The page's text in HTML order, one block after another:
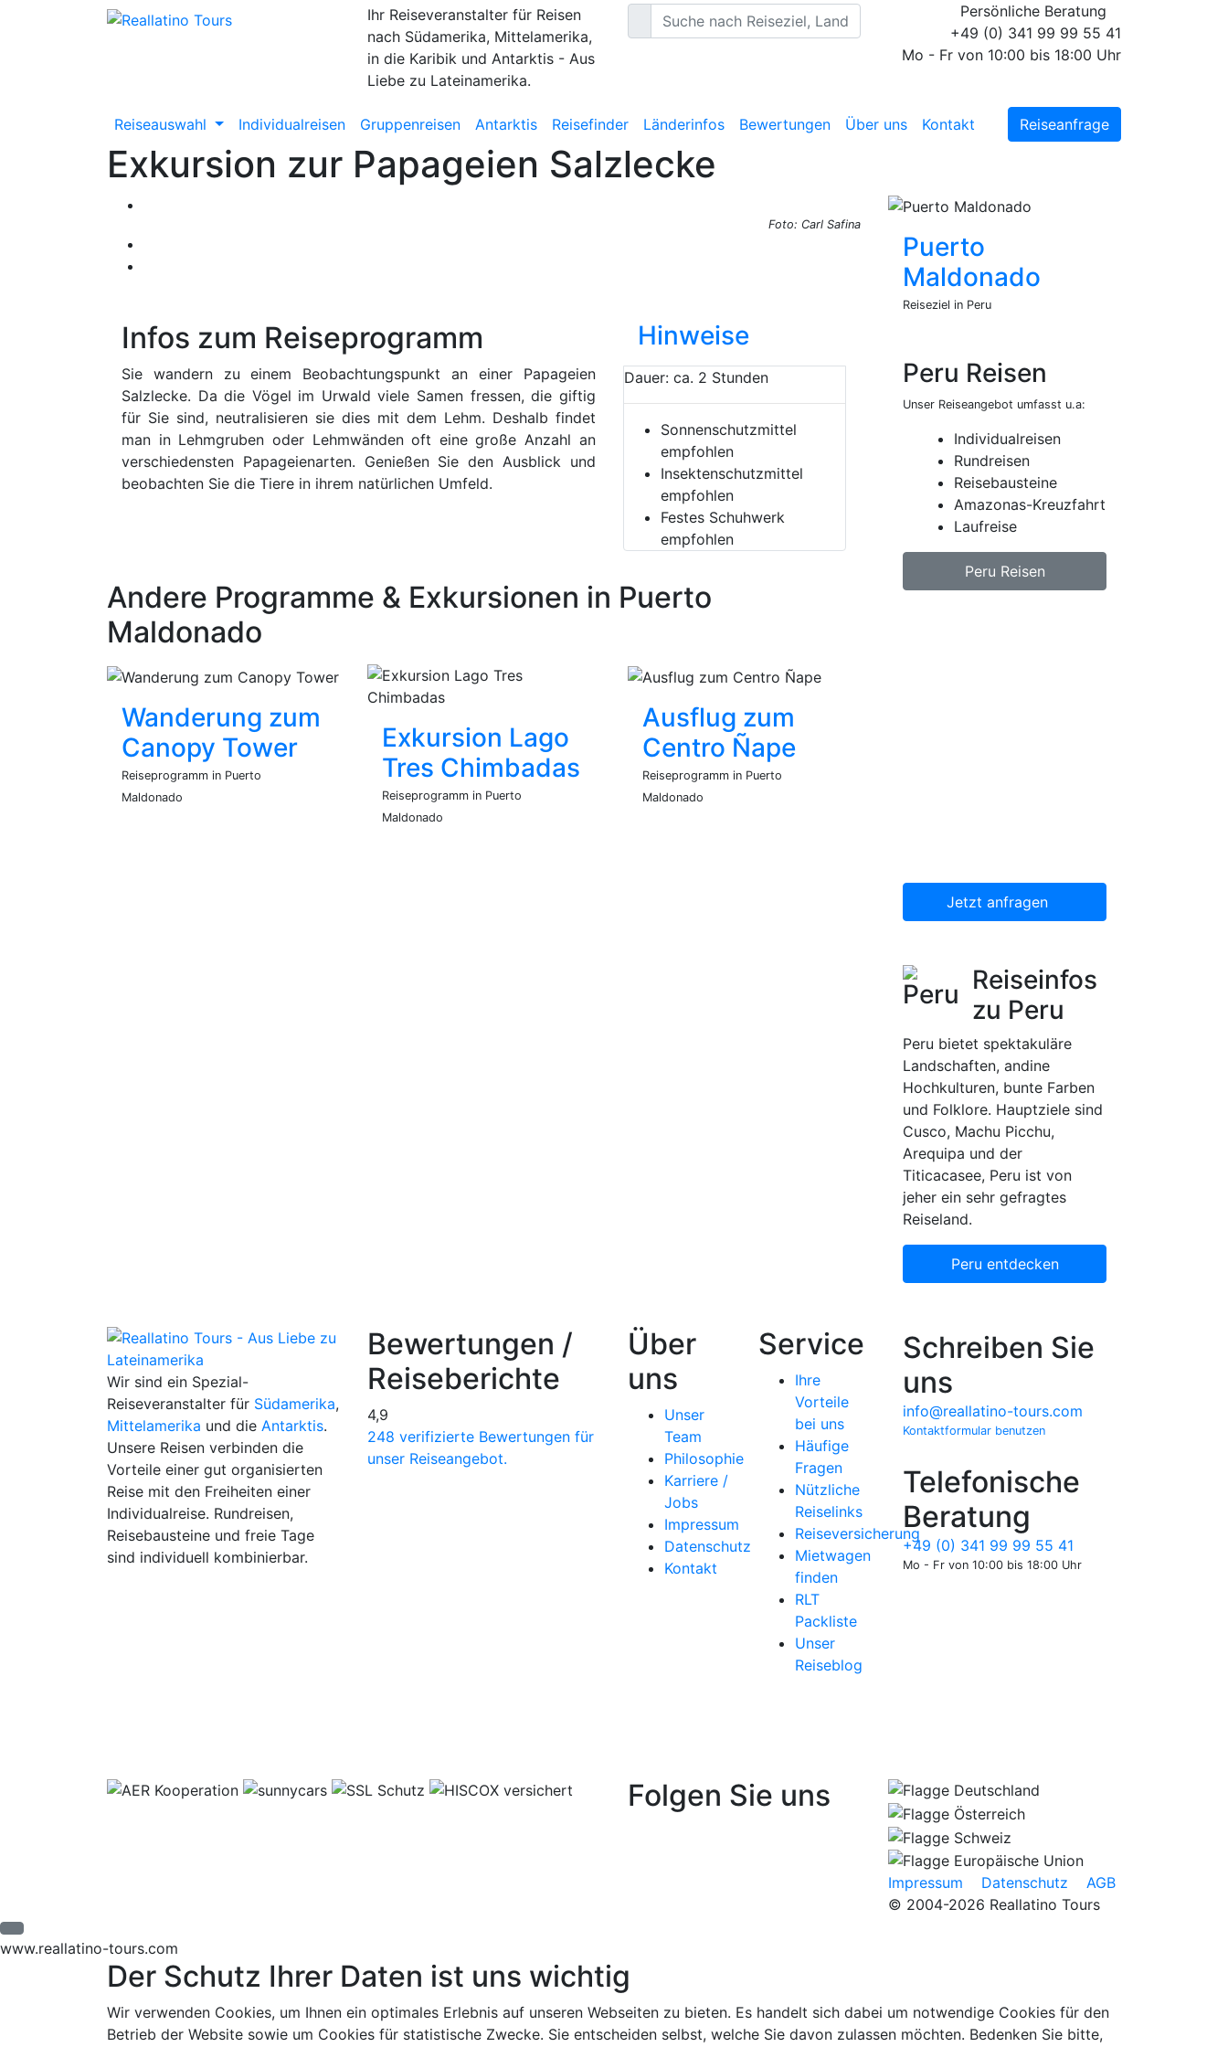
Ihr Reiseveranstalter für Reisen
nach Südamerika, Mittelamerika,
in die Karibik und Antarktis - Aus
Liebe zu Lateinamerika.
Persönliche Beratung
+49 (0) 341 99 99 55 41
Mo - Fr von 10:00 bis 18:00 Uhr
Reiseauswahl Individualreisen Gruppenreisen Antarktis Reisefinder Länderinfos Bewertungen Über uns Kontakt Reiseanfrage
Exkursion zur Papageien Salzlecke
Foto: Carl Safina
Infos zum Reiseprogramm
Sie wandern zu einem Beobachtungspunkt an einer Papageien
Salzlecke. Da die Vögel im Urwald viele Samen fressen, die giftig
für Sie sind, neutralisieren sie dies mit dem Lehm. Deshalb findet
man in Lehmgruben oder Lehmwänden oft eine große Anzahl an
verschiedensten Papageienarten. Genießen Sie den Ausblick und
beobachten Sie die Tiere in ihrem natürlichen Umfeld.
Hinweise
Dauer: ca. 2 Stunden
Sonnenschutzmittel
empfohlen
Insektenschutzmittel
empfohlen
Festes Schuhwerk
empfohlen
Andere Programme & Exkursionen in Puerto
Maldonado
Wanderung zum
Canopy Tower
Reiseprogramm in Puerto
Maldonado
Exkursion Lago
Tres Chimbadas
Reiseprogramm in Puerto
Maldonado
Ausflug zum
Centro Ñape
Reiseprogramm in Puerto
Maldonado
Puerto
Maldonado
Reiseziel in Peru
Peru Reisen
Unser Reiseangebot umfasst u.a:
Individualreisen
Rundreisen
Reisebausteine
Amazonas-Kreuzfahrt
Laufreise
Peru Reisen
Jetzt anfragen
Reiseinfos
zu Peru
Peru bietet spektakuläre
Landschaften, andine
Hochkulturen, bunte Farben
und Folklore. Hauptziele sind
Cusco, Machu Picchu,
Arequipa und der
Titicacasee, Peru ist von
jeher ein sehr gefragtes
Reiseland.
Peru entdecken
Wir sind ein Spezial-
Reiseveranstalter für Südamerika,
Mittelamerika und die Antarktis.
Unsere Reisen verbinden die
Vorteile einer gut organisierten
Reise mit den Freiheiten einer
Individualreise. Rundreisen,
Reisebausteine und freie Tage
sind individuell kombinierbar.
Bewertungen /
Reiseberichte
4,9
248 verifizierte Bewertungen für
unser Reiseangebot.
Über
uns
Unser
Team
Philosophie
Karriere /
Jobs
Impressum
Datenschutz
Kontakt
Service
Ihre
Vorteile
bei uns
Häufige
Fragen
Nützliche
Reiselinks
Reiseversicherung
Mietwagen
finden
RLT
Packliste
Unser
Reiseblog
Schreiben Sie
uns
info@reallatino-tours.com
Kontaktformular benutzen
Telefonische
Beratung
+49 (0) 341 99 99 55 41
Mo - Fr von 10:00 bis 18:00 Uhr
Folgen Sie uns
Impressum Datenschutz
AGB
© 2004-2026 Reallatino Tours
www.reallatino-tours.com
Der Schutz Ihrer Daten ist uns wichtig
Wir verwenden Cookies, um Ihnen ein optimales Erlebnis auf unseren Webseiten zu bieten. Es handelt sich dabei um notwendige Cookies für den
Betrieb der Website sowie um Cookies für statistische Zwecke. Sie entscheiden selbst, welche Sie davon zulassen möchten. Bedenken Sie bitte,